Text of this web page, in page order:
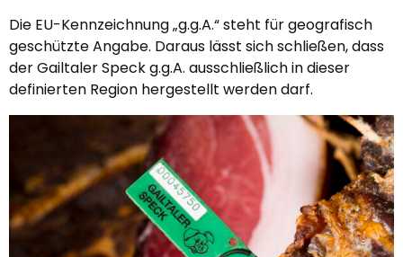
Die EU-Kennzeichnung „g.g.A.“ steht für geografisch
geschützte Angabe. Daraus lässt sich schließen, dass
der Gailtaler Speck g.g.A. ausschließlich in dieser
definierten Region hergestellt werden darf.